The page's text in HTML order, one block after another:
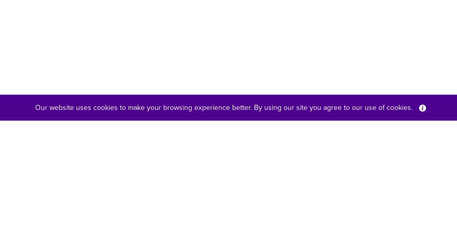
Our website uses cookies to make your browsing experience better. By using our site you agree to our use of cookies.